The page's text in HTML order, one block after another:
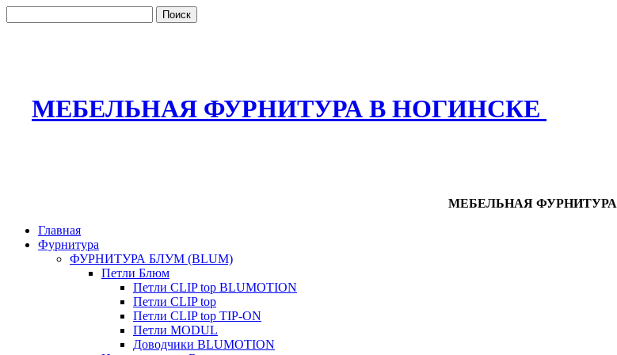
МЕБЕЛЬНАЯ ФУРНИТУРА В НОГИНСКЕ
МЕБЕЛЬНАЯ ФУРНИТУРА
Главная
Фурнитура
ФУРНИТУРА БЛУМ (BLUM)
Петли Блюм
Петли CLIP top BLUMOTION
Петли CLIP top
Петли CLIP top TIP-ON
Петли MODUL
Доводчики BLUMOTION